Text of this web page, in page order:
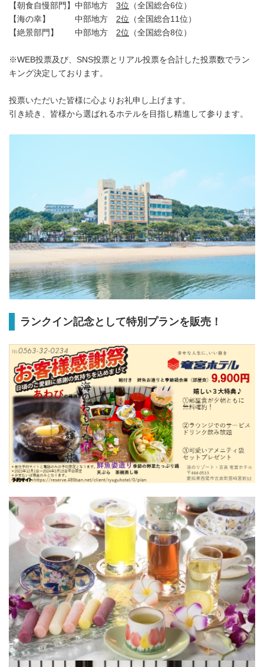
【朝食自慢部門】中部地方 3位 （全国総合6位）
【海の幸】 中部地方 2位 （全国総合11位）
【絶景部門】 中部地方 2位 （全国総合8位）
※WEB投票及び、SNS投票とリアル投票を合計した投票数でラン
キング決定しております。
投票いただいた皆様に心よりお礼申し上げます。
引き続き、皆様から選ばれるホテルを目指し精進して参ります。
ランクイン記念として特別プランを販売！